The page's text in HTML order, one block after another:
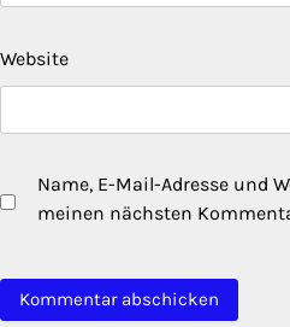
Website
Name, E-Mail-Adresse und
meinen nächsten